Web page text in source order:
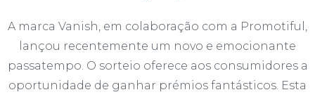
A marca Vanish, em colaboração com a Promotiful,
lançou recentemente um novo e emocionante
passatempo. O sorteio oferece aos consumidores a
oportunidade de ganhar prémios fantásticos. Esta